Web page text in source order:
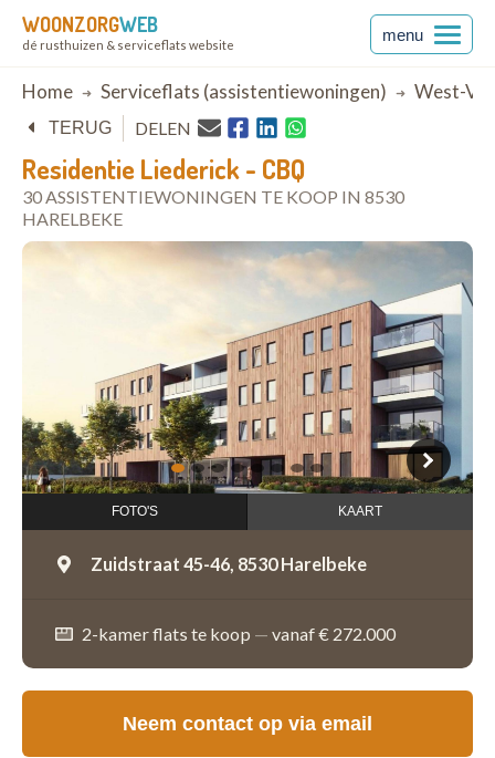
WOONZORGWEB
dé rusthuizen & serviceflats website
menu
Breadcrumb
Home Serviceflats (assistentiewoningen) West-
Residentie Liederick - CBQ
30 ASSISTENTIEWONINGEN TE KOOP IN 8530
HARELBEKE
TERUG DELEN
1 2 3 4 5 6 7 8
open in Google Maps
FOTO'S KAART
Zuidstraat 45-46, 8530 Harelbeke
2-kamer flats te koop — vanaf € 272.000
Neem contact op via email